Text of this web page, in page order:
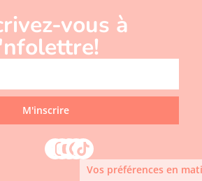
vous à
M'inscrire
Vos préférences en